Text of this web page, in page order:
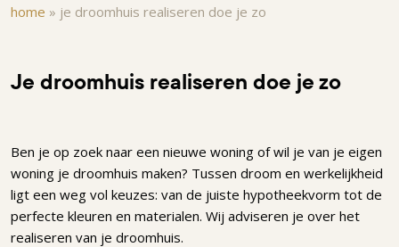
Kruimelpad
home » je droomhuis realiseren doe je zo
Je droomhuis realiseren doe je zo
Ben je op zoek naar een nieuwe woning of wil je van je eigen
woning je droomhuis maken? Tussen droom en werkelijkheid
ligt een weg vol keuzes: van de juiste hypotheekvorm tot de
perfecte kleuren en materialen. Wij adviseren je over het
realiseren van je droomhuis.